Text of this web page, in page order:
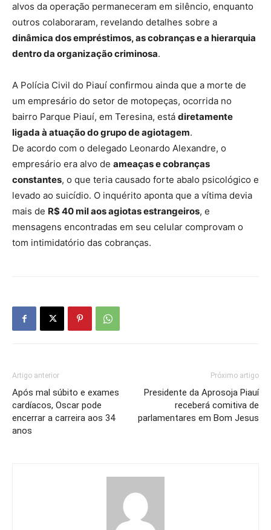
alvos da operação permaneceram em silêncio, enquanto
outros colaboraram, revelando detalhes sobre a
dinâmica dos empréstimos, as cobranças e a hierarquia
dentro da organização criminosa.
A Polícia Civil do Piauí confirmou ainda que a morte de
um empresário do setor de motopeças, ocorrida no
bairro Parque Piauí, em Teresina, está diretamente
ligada à atuação do grupo de agiotagem.
De acordo com o delegado Leonardo Alexandre, o
empresário era alvo de ameaças e cobranças
constantes, o que teria causado forte abalo psicológico e
levado ao suicídio. O inquérito aponta que a vítima devia
mais de R$ 40 mil aos agiotas estrangeiros, e
mensagens encontradas em seu celular comprovam o
tom intimidatório das cobranças.
Artigo anterior
Após mal súbito e exames
cardíacos, Oscar pode
encerrar a carreira aos 34
anos
Próximo artigo
Presidente da Aprosoja Piauí
receberá comitiva de
parlamentares em Bom Jesus